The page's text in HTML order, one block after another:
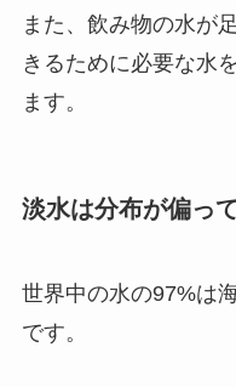
また、飲み物の水が
きるために必要な水
ます。
淡水は分布が偏っ
世界中の水の97%は
です。